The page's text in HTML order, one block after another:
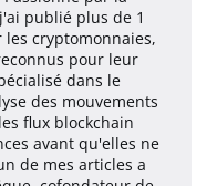
publié plus de 1
cryptomonnaies,
pour leur
dans le
des mouvements
flux blockchain
avant qu'elles ne
de mes articles a